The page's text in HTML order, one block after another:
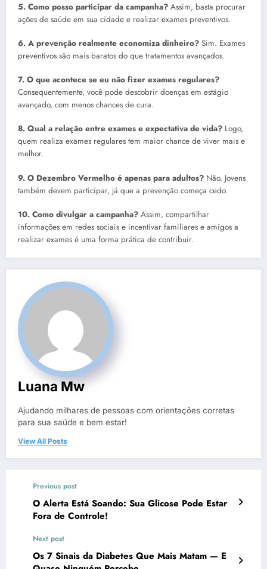
5. Como posso participar da campanha? Assim, basta procurar
ações de saúde em sua cidade e realizar exames preventivos.
6. A prevenção realmente economiza dinheiro? Sim. Exames
preventivos são mais baratos do que tratamentos avançados.
7. O que acontece se eu não fizer exames regulares?
Consequentemente, você pode descobrir doenças em estágio
avançado, com menos chances de cura.
8. Qual a relação entre exames e expectativa de vida? Logo,
quem realiza exames regulares tem maior chance de viver mais e
melhor.
9. O Dezembro Vermelho é apenas para adultos? Não. Jovens
também devem participar, já que a prevenção começa cedo.
10. Como divulgar a campanha? Assim, compartilhar
informações em redes sociais e incentivar familiares e amigos a
realizar exames é uma forma prática de contribuir.
Luana Mw
Ajudando milhares de pessoas com orientações corretas
para sua saúde e bem estar!
View All Posts
Previous post
O Alerta Está Soando: Sua Glicose Pode Estar
Fora de Controle!
Next post
Os 7 Sinais da Diabetes Que Mais Matam — E